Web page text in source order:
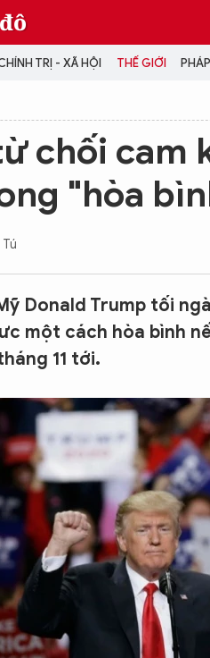
TRỊ - XÃ HỘI THẾ GIỚI
Đại hội Đảng
PHÁP LUẬT
SỐNG Ở HÀ NỘI
MULTIMEDIA
Podcast
Video
Infographic
chối cam
"hòa
Tú
Donald Trump tối
một cách hòa bình
11 tới.